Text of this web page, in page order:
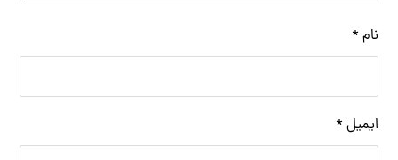
نام *
ایمیل *